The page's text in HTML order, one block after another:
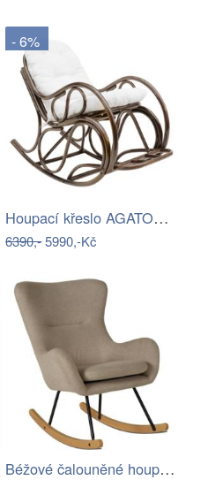
- 6%
Houpací křeslo AGATON Tempo Kondela
6390,-5990,-Kč
Béžové čalouněné houpací křeslo Quax…